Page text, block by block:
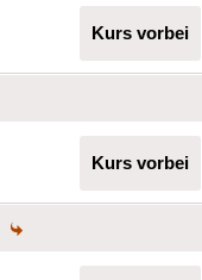
Kurs vorbei
Kurs vorbei